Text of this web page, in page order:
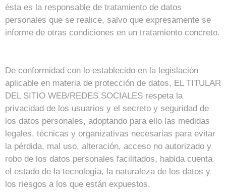
ésta es la responsable de tratamiento de datos
personales que se realice, salvo que expresamente se
informe de otras condiciones en un tratamiento concreto.
De conformidad con lo establecido en la legislación
aplicable en materia de protección de datos, EL TITULAR
DEL SITIO WEB/REDES SOCIALES respeta la
privacidad de los usuarios y el secreto y seguridad de
los datos personales, adoptando para ello las medidas
legales, técnicas y organizativas necesarias para evitar
la pérdida, mal uso, alteración, acceso no autorizado y
robo de los datos personales facilitados, habida cuenta
el estado de la tecnología, la naturaleza de los datos y
los riesgos a los que están expuestos,